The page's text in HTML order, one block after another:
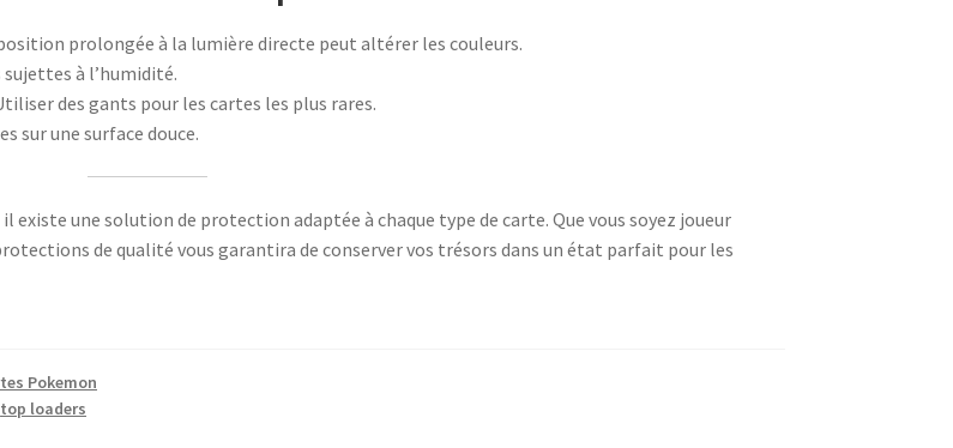
prolongée à la lumière directe peut altérer les couleurs.
sujettes à l’humidité.
des gants pour les cartes les plus rares.
sur une surface douce.
une solution de protection adaptée à chaque type de carte. Que vous soyez joueur
de qualité vous garantira de conserver vos trésors dans un état parfait pour les
Pokemon
top loaders